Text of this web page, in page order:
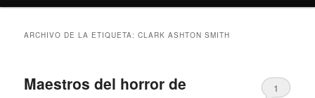
ARCHIVO DE LA ETIQUETA:CLARK ASHTON SMITH
Maestros del horror de
1